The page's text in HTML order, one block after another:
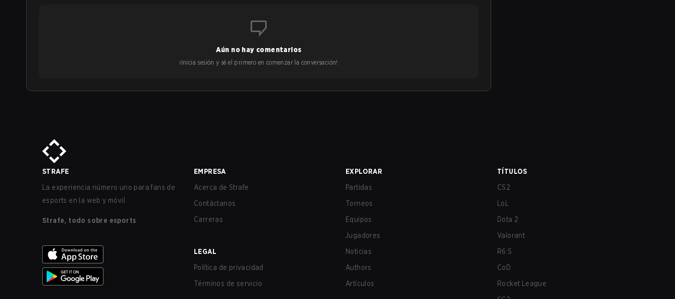
Aún no hay comentarios
¡Inicia sesión y sé el primero en comenzar la conversación!
STRAFE
La experiencia número uno para fans de
esports en la web y móvil.
Strafe, todo sobre esports
EMPRESA
Acerca de Strafe
Contáctanos
Carreras
LEGAL
Política de privacidad
Términos de servicio
EXPLORAR
Partidas
Torneos
Equipos
Jugadores
Noticias
Authors
Artículos
TÍTULOS
CS2
LoL
Dota 2
Valorant
R6:S
CoD
Rocket League